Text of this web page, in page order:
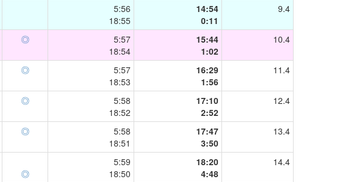
5:56
18:55
14:54
0:11
9.4
◎
5:57
18:54
15:44
1:02
10.4
◎
5:57
18:53
16:29
1:56
11.4
◎
5:58
18:52
17:10
2:52
12.4
◎
5:58
18:51
17:47
3:50
13.4
◎
5:59
18:50
18:20
4:48
14.4